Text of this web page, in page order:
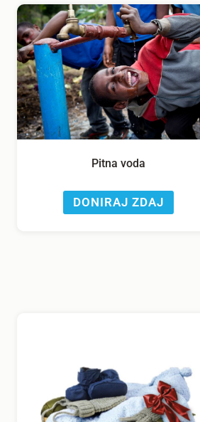
Pitna voda
DONIRAJ ZDAJ